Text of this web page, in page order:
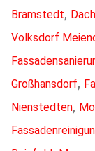
Bramstedt,
Volksdorf
Großhansdorf,
Nienstedten,